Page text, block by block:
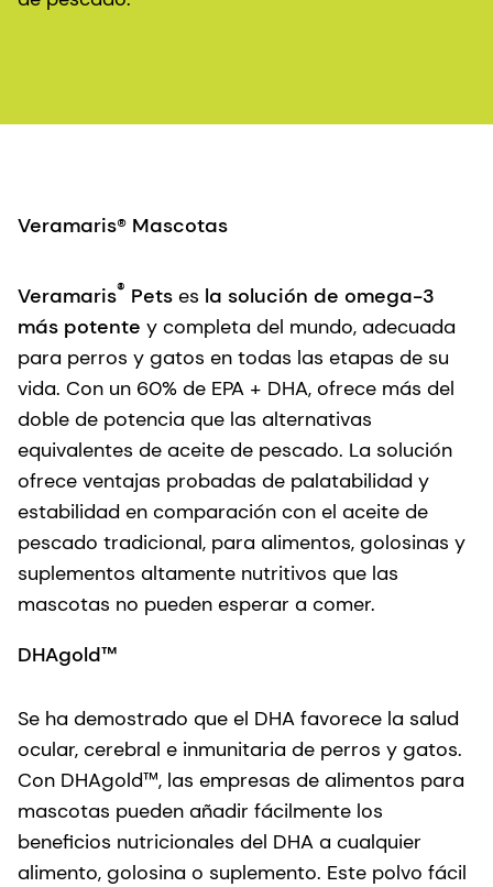
Veramaris® Mascotas
Veramaris® Pets es la solución de omega-3
más potente y completa del mundo, adecuada
para perros y gatos en todas las etapas de su
vida. Con un 60% de EPA + DHA, ofrece más del
doble de potencia que las alternativas
equivalentes de aceite de pescado. La solución
ofrece ventajas probadas de palatabilidad y
estabilidad en comparación con el aceite de
pescado tradicional, para alimentos, golosinas y
suplementos altamente nutritivos que las
mascotas no pueden esperar a comer.
DHAgold™
Se ha demostrado que el DHA favorece la salud
ocular, cerebral e inmunitaria de perros y gatos.
Con DHAgold™, las empresas de alimentos para
mascotas pueden añadir fácilmente los
beneficios nutricionales del DHA a cualquier
alimento, golosina o suplemento. Este polvo fácil